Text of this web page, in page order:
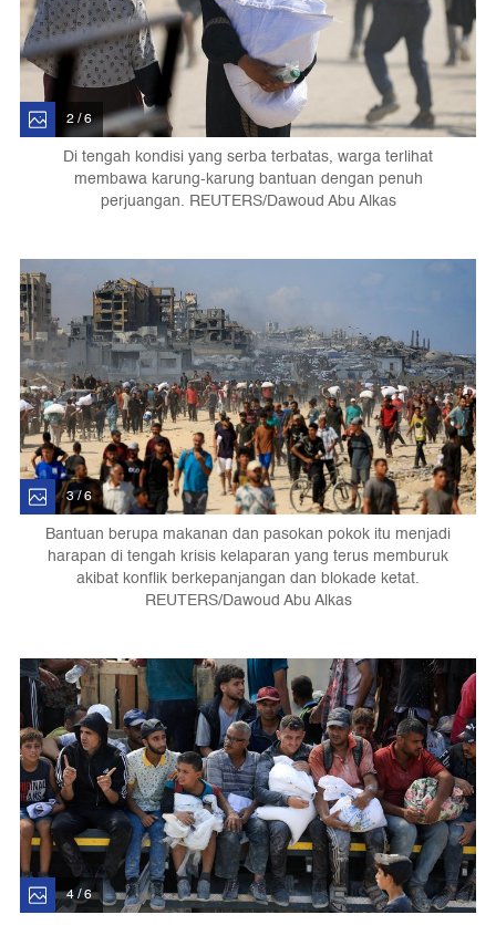
2 / 6
Di tengah kondisi yang serba terbatas, warga terlihat
membawa karung-karung bantuan dengan penuh
perjuangan. REUTERS/Dawoud Abu Alkas
3 / 6
Bantuan berupa makanan dan pasokan pokok itu menjadi
harapan di tengah krisis kelaparan yang terus memburuk
akibat konflik berkepanjangan dan blokade ketat.
REUTERS/Dawoud Abu Alkas
4 / 6